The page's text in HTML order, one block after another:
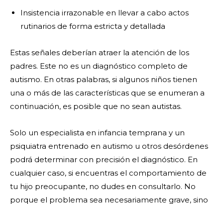
Insistencia irrazonable en llevar a cabo actos
rutinarios de forma estricta y detallada
Estas señales deberían atraer la atención de los
padres. Este no es un diagnóstico completo de
autismo. En otras palabras, si algunos niños tienen
una o más de las características que se enumeran a
continuación, es posible que no sean autistas.
Solo un especialista en infancia temprana y un
psiquiatra entrenado en autismo u otros desórdenes
podrá determinar con precisión el diagnóstico. En
cualquier caso, si encuentras el comportamiento de
tu hijo preocupante, no dudes en consultarlo. No
porque el problema sea necesariamente grave, sino